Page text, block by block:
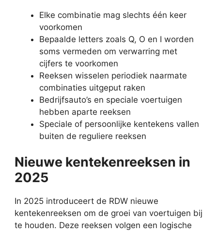
Elke combinatie mag slechts één keer
voorkomen
Bepaalde letters zoals Q, O en I worden
soms vermeden om verwarring met
cijfers te voorkomen
Reeksen wisselen periodiek naarmate
combinaties uitgeput raken
Bedrijfsauto’s en speciale voertuigen
hebben aparte reeksen
Speciale of persoonlijke kentekens vallen
buiten de reguliere reeksen
Nieuwe kentekenreeksen in
2025
In 2025 introduceert de RDW nieuwe
kentekenreeksen om de groei van voertuigen bij
te houden. Deze reeksen volgen een logische